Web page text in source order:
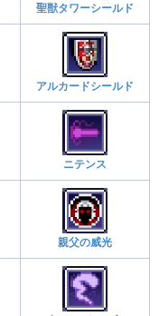
聖獣タワーシールド
アルカードシールド
ニテンス
親父の威光